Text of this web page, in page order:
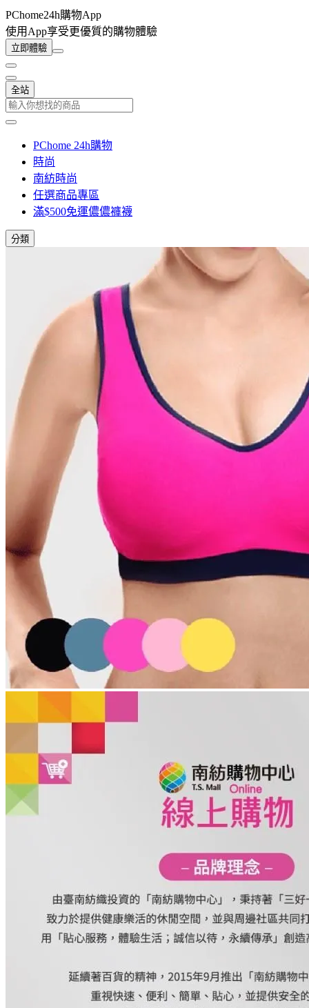
PChome24h購物App
使用App享受更優質的購物體驗
立即體驗
全站
PChome 24h購物
時尚
南紡時尚
任選商品專區
滿$500免運儂儂褲襪
分類